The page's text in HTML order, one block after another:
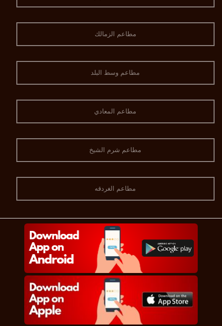
مطاعم الزمالك
مطاعم وسط البلد
مطاعم المعادي
مطاعم شرم الشيخ
مطاعم الغردقه